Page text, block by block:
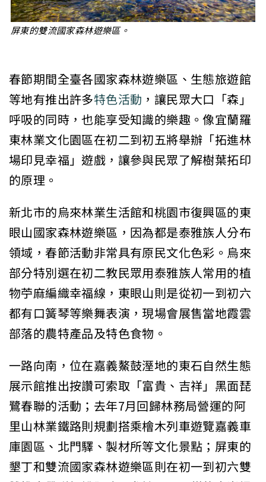
屏東的雙流國家森林遊樂區。
春節期間全臺各國家森林遊樂區、生態旅遊館
等地有推出許多特色活動，讓民眾大口「森」
呼吸的同時，也能享受知識的樂趣。像宜蘭羅
東林業文化園區在初二到初五將舉辦「拓進林
場印見幸福」遊戲，讓參與民眾了解樹葉拓印
的原理。
新北市的烏來林業生活館和桃園市復興區的東
眼山國家森林遊樂區，因為都是泰雅族人分布
領域，春節活動非常具有原民文化色彩。烏來
部分特別選在初二教民眾用泰雅族人常用的植
物苧麻編織幸福線，東眼山則是從初一到初六
都有口簧琴等樂舞表演，現場會展售當地霞雲
部落的農特產品及特色食物。
一路向南，位在嘉義鰲鼓溼地的東石自然生態
展示館推出按讚可索取「富貴、吉祥」黑面琵
鷺春聯的活動；去年7月回歸林務局營運的阿
里山林業鐵路則規劃搭乘檜木列車遊覽嘉義車
庫園區、北門驛、製材所等文化景點；屏東的
墾丁和雙流國家森林遊樂區則在初一到初六雙